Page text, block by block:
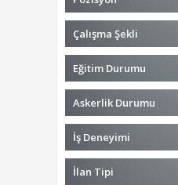
Çalışma Şekli
Eğitim Durumu
Askerlik Durumu
İş Deneyimi
İlan Tipi